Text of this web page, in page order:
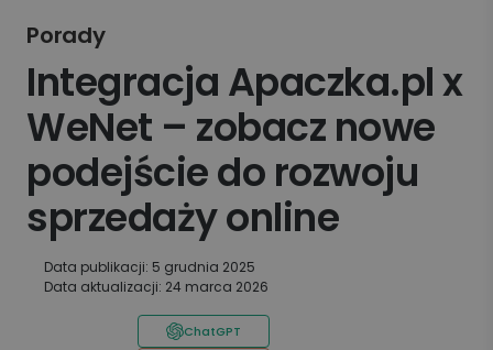
Porady
Integracja Apaczka.pl x
WeNet – zobacz nowe
podejście do rozwoju
sprzedaży online
Data publikacji: 5 grudnia 2025
Data aktualizacji: 24 marca 2026
ChatGPT